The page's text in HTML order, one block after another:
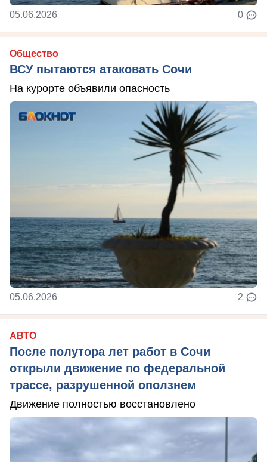
05.06.2026 0
Общество
ВСУ пытаются атаковать Сочи
На курорте объявили опасность
05.06.2026 2
АВТО
После полутора лет работ в Сочи
открыли движение по федеральной
трассе, разрушенной оползнем
Движение полностью восстановлено